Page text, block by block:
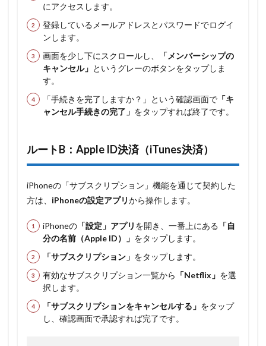
にアクセスします。
登録しているメールアドレスとパスワードでログイ
ンします。
画面を少し下にスクロールし、
「メンバーシップの
キャンセル」 というグレーのボタンをタップしま
す。
「手続きを完了しますか？」という確認画面で 「キ
ャンセル手続きの完了」 をタップすれば終了です。
ルートB：Apple ID決済（iTunes決済）
iPhoneの「サブスクリプション」機能を通じて契約した
方は、 iPhoneの設定アプリから操作します。
iPhoneの 「設定」アプリ を開き、一番上にある 「自
分の名前（Apple ID）」 をタップします。
「サブスクリプション」 をタップします。
有効なサブスクリプション一覧から 「Netflix」 を選
択します。
「サブスクリプションをキャンセルする」 をタップ
し、確認画面で承認すれば完了です。